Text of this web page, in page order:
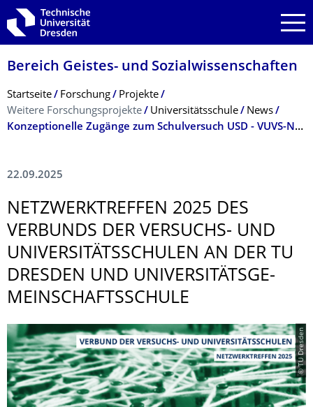
Zur Hauptnavigation springen
Zur Suche springen
Zum Inhalt springen
Bereich Geistes- und Sozialwissenschaf­ten
Breadcrumb-Menü
Startseite Forschung
Projekte
Weitere Forschungsprojekte
Universitätsschule
News
Konzeptionelle Zugänge zum Schulversuch USD - VUVS-Netzwerktreffen 2025 an der TU Dresden und Universitätsschule
22.09.2025
NETZWERKTREFFEN 2025 DES
VERBUNDS DER VERSUCHS- UND
UNIVERSITÄTS­SCHULEN AN DER TU
DRESDEN UND UNIVERSITÄTSGE­
MEINSCHAFTS­SCHULE
© TU Dresden